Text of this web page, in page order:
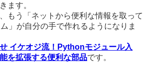
ます。
もう「ネットから便利な情報を取って
」が自分の手で作れるようになりま
イケオジ流！Pythonモジュール入
を拡張する便利な部品です。